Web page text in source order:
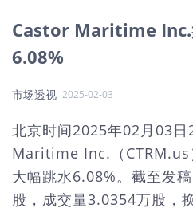
Castor Maritime Inc.
6.08%
市场透视 2025-02-03
北京时间2025年02月03
Maritime Inc.（CTRM.us
大幅跳水6.08%。截至发
股，成交量3.0354万股，